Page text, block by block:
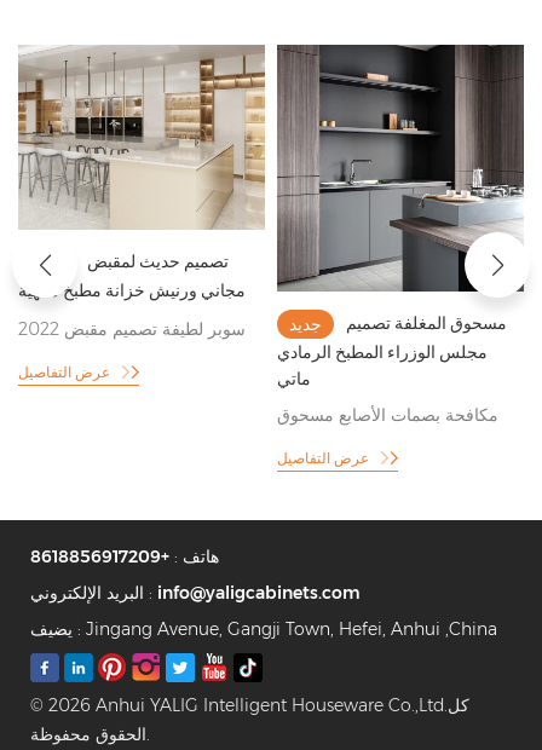
جديد
تصميم حديث لمقبض
مجاني ورنيش خزانة مطبخ منتهية
2022 سوبر لطيفة تصميم مقبض
عرض التفاصيل
جديد
مسحوق المغلفة تصميم
مجلس الوزراء المطبخ الرمادي
ماتي
مكافحة بصمات الأصابع مسحوق
عرض التفاصيل
هاتف : +8618856917209
البريد الإلكتروني : info@yaligcabinets.com
يضيف : Jingang Avenue, Gangji Town, Hefei, Anhui ,China
© 2026 Anhui YALIG Intelligent Houseware Co.,Ltd.كل
الحقوق محفوظة.